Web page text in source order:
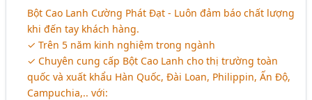
Bột Cao Lanh Cường Phát Đạt - Luôn đảm báo chất lượng
khi đến tay khách hàng.
✓ Trên 5 năm kinh nghiệm trong ngành
✓ Chuyên cung cấp Bột Cao Lanh cho thị trường toàn
quốc và xuất khẩu Hàn Quốc, Đài Loan, Philippin, Ấn Độ,
Campuchia,.. với: